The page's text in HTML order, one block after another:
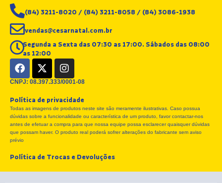
(84) 3211-8020 / (84) 3211-8058 / (84) 3086-1938
vendas@cesarnatal.com.br
Segunda a Sexta das 07:30 as 17:00. Sábados das 08:00
as 12:00
F
a
c
b
o
o
k
X
-
t
i
t
t
e
I
n
s
a
g
r
a
CNPJ: 08.397.333/0001-08
Política de privacidade
Todas as imagens de produtos neste site são meramente ilustrativas. Caso possua
dúvidas sobre a funcionalidade ou característica de um produto, favor contactar-nos
antes de efetuar a compra para que nossa equipe possa esclarecer quaisquer dúvidas
que possam haver. O produto real poderá sofrer alterações do fabricante sem aviso
prévio
Política de Trocas e Devoluções